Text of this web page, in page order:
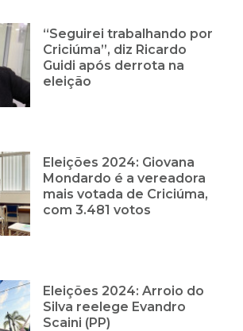
“Seguirei trabalhando por
Criciúma”, diz Ricardo
Guidi após derrota na
eleição
Eleições 2024: Giovana
Mondardo é a vereadora
mais votada de Criciúma,
com 3.481 votos
Eleições 2024: Arroio do
Silva reelege Evandro
Scaini (PP)